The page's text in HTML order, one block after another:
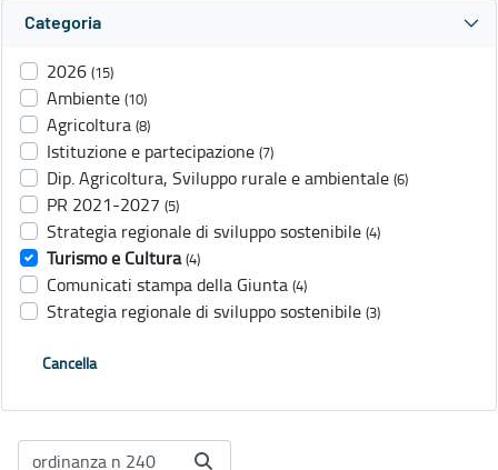
Categoria
2026 (15)
Ambiente (10)
Agricoltura (8)
Istituzione e partecipazione (7)
Dip. Agricoltura, Sviluppo rurale e ambientale (6)
PR 2021-2027 (5)
Strategia regionale di sviluppo sostenibile (4)
Turismo e Cultura (4)
Comunicati stampa della Giunta (4)
Strategia regionale di sviluppo sostenibile (3)
Cancella